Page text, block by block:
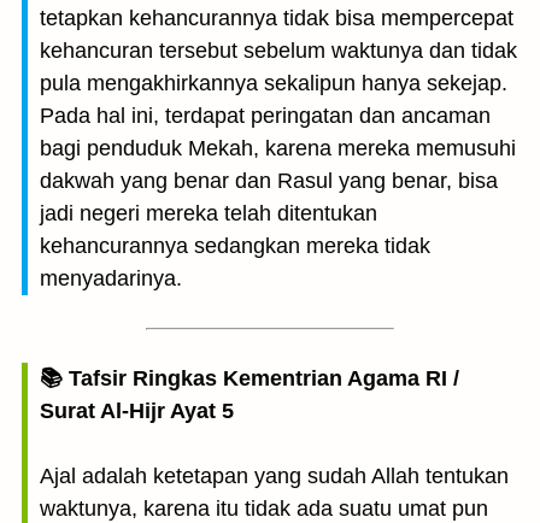
tetapkan kehancurannya tidak bisa mempercepat
kehancuran tersebut sebelum waktunya dan tidak
pula mengakhirkannya sekalipun hanya sekejap.
Pada hal ini, terdapat peringatan dan ancaman
bagi penduduk Mekah, karena mereka memusuhi
dakwah yang benar dan Rasul yang benar, bisa
jadi negeri mereka telah ditentukan
kehancurannya sedangkan mereka tidak
menyadarinya.
📚 Tafsir Ringkas Kementrian Agama RI /
Surat Al-Hijr Ayat 5
Ajal adalah ketetapan yang sudah Allah tentukan
waktunya, karena itu tidak ada suatu umat pun